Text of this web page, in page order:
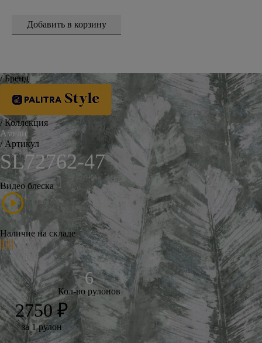
/ Бренд
/ Коллекция
Амели
/ Артикул
SL72762-47
Видео блеска
Наличие на складе
Кол-во рулонов
2750 ₽
за 1 рулон